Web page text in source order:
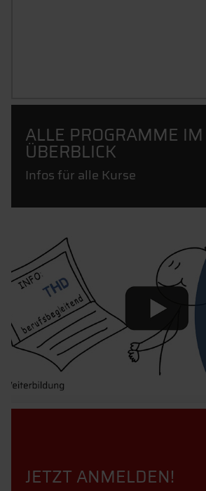
ALLE PROGRAMME IM
ÜBERBLICK
Infos für alle Kurse
JETZT ANMELDEN!